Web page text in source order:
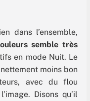
dans l’ensemble,
semble très
en mode Nuit. Le
moins bon
avec du flou
Disons qu’il